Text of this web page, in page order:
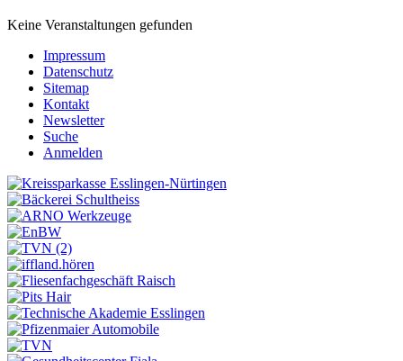
Keine Veranstaltungen gefunden
Impressum
Datenschutz
Sitemap
Kontakt
Newsletter
Suche
Anmelden